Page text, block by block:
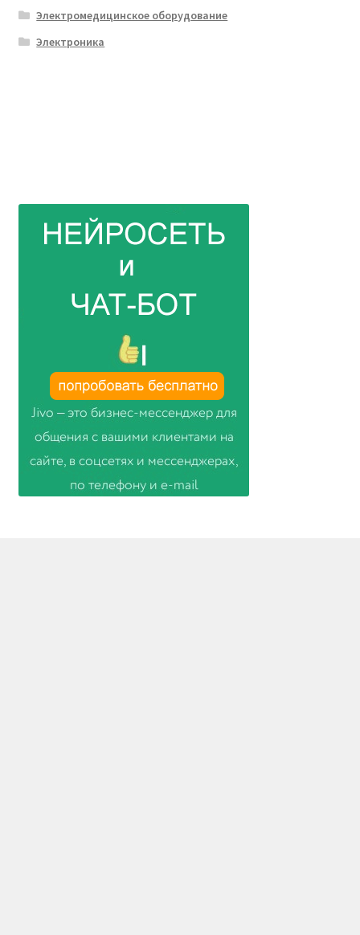
Электромедицинское оборудование
Электроника